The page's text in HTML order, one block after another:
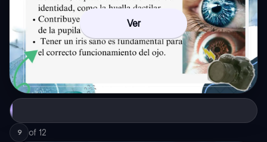
Ver
9 of 12